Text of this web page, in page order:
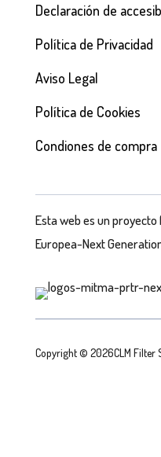
Declaración de
Política de Privacidad
Aviso Legal
Política de Cookies
Condiones de compra
Esta web es un
Europea-Next
Copyright © 2026CLM Filter